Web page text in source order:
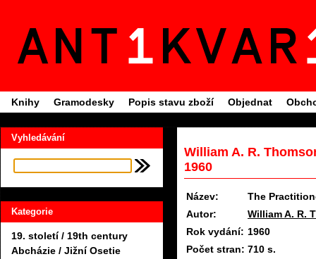
Knihy Gramodesky Popis stavu zboží Objednat
Vyhledávání
Kategorie
19. století / 19th century
Abcházie / Jižní Osetie
William A. R.
1960
Název:
The
Autor:
William A. R.
Rok vydání: 1960
Počet stran: 710 s.